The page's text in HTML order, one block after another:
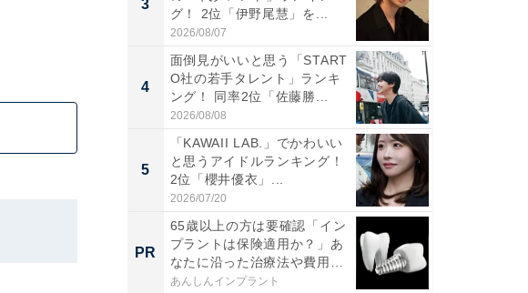
3
グ！ 2位「伊野尾慧」を...
2026/08/07
4
面倒見がいいと思う「START
O社の若手タレント」ランキ
ング！ 同率2位「佐藤勝...
2026/08/08
5
「KAWAII LAB.」でかわいい
と思うアイドルランキング！
2位「櫻井優衣」...
2026/07/20
PR
65歳以上の方は要確認「イン
プラントは保険適用か？」あ
なたに沿った治療法や費用
を...
あんしんインプラント